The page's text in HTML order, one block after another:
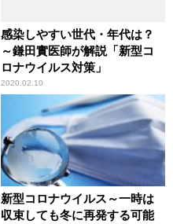
感染しやすい世代・年代は？
～鎌田實医師が解説「新型コ
ロナウイルス対策」
2020.02.10
新型コロナウイルス～一時は
収束しても冬に再発する可能